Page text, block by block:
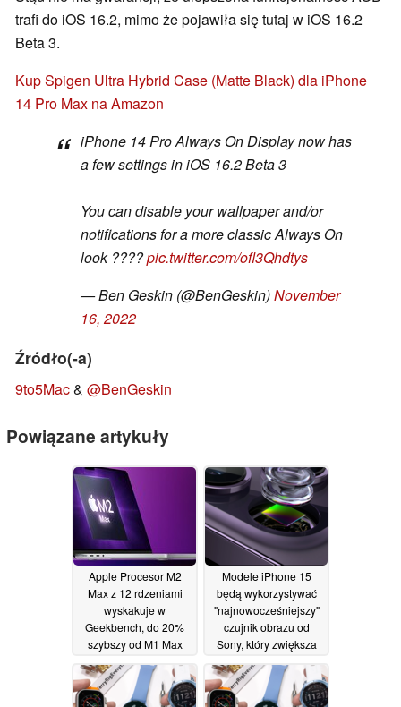
trafi do iOS 16.2, mimo że pojawiła się tutaj w iOS 16.2
Beta 3.
Kup Spigen Ultra Hybrid Case (Matte Black) dla iPhone
14 Pro Max na Amazon
iPhone 14 Pro Always On Display now has
a few settings in iOS 16.2 Beta 3
You can disable your wallpaper and/or
notifications for a more classic Always On
look ????pic.twitter.com/ofl3Qhdtys
— Ben Geskin (@BenGeskin)November
16, 2022
Źródło(-a)
9to5Mac& @BenGeskin
Powiązane artykuły
Apple Procesor M2
Max z 12 rdzeniami
wyskakuje w
Geekbench, do 20%
szybszy od M1 Max
01/12/2022
Modele iPhone 15
będą wykorzystywać
"najnowocześniejszy"
czujnik obrazu od
Sony, który zwiększa
ilość
przechwytywanego
światła30/11/2022